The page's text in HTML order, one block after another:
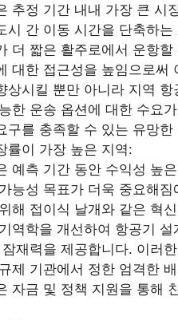
추정 기간 내내 가장 큰 시
시 간 이동 시간을 단축하
더 짧은 활주로에서 운항
대한 접근성을 높임으로
상시킬 뿐만 아니라 지역
한 운송 옵션에 대한 수요
구를 충족할 수 있는 유망
률이 가장 높은 지역:
예측 기간 동안 수익성 높
능성 목표가 더욱 중요해
해 접이식 날개와 같은 혁
역학을 개선하여 항공기
재력을 제공합니다. 이러
제 기관에서 정한 엄격한
자금 및 정책 지원을 통해